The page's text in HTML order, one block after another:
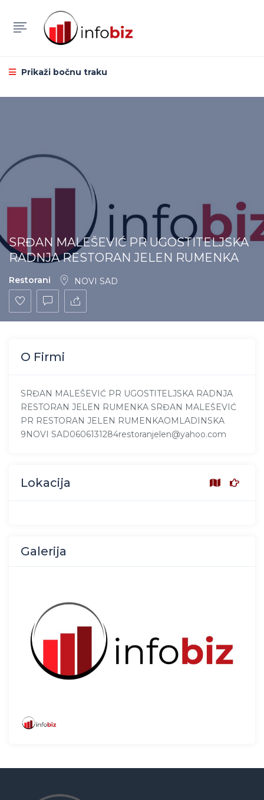
Prikaži bočnu traku
SRĐAN MALEŠEVIĆ PR UGOSTITELJSKA
RADNJA RESTORAN JELEN RUMENKA
Restorani NOVI SAD
O Firmi
SRĐAN MALEŠEVIĆ PR UGOSTITELJSKA RADNJA
RESTORAN JELEN RUMENKA SRĐAN MALEŠEVIĆ
PR RESTORAN JELEN RUMENKAOMLADINSKA
9NOVI SAD0606131284restoranjelen@yahoo.com
Lokacija
Galerija